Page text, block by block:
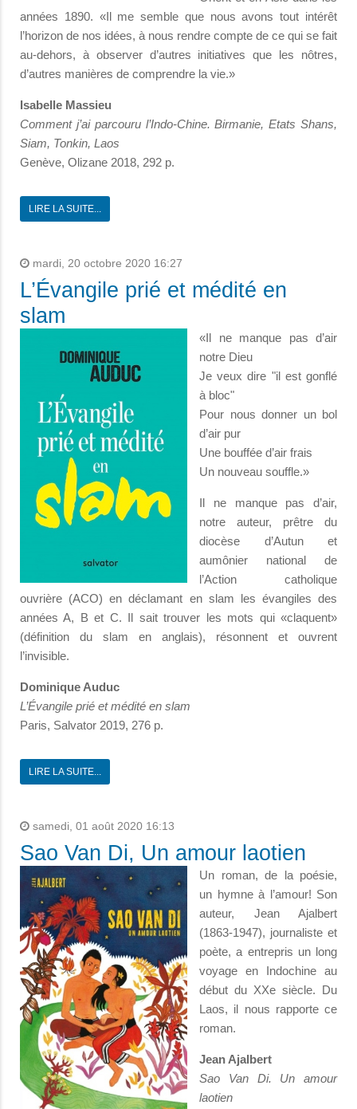
années 1890. «Il me semble que nous avons tout intérêt
l’horizon de nos idées, à nous rendre compte de ce qui se fait
au-dehors, à observer d’autres initiatives que les nôtres,
d’autres manières de comprendre la vie.»
Isabelle Massieu
Comment j’ai parcouru l’Indo-Chine. Birmanie, Etats Shans,
Siam, Tonkin, Laos
Genève, Olizane 2018, 292 p.
LIRE LA SUITE...
mardi, 20 octobre 2020 16:27
L’Évangile prié et médité en
slam
«Il ne manque pas d’air
notre Dieu
Je veux dire "il est gonflé
à bloc"
Pour nous donner un bol
d’air pur
Une bouffée d’air frais
Un nouveau souffle.»
Il ne manque pas d’air,
notre auteur, prêtre du
diocèse d’Autun et
aumônier national de
l’Action catholique
ouvrière (ACO) en déclamant en slam les évangiles des
années A, B et C. Il sait trouver les mots qui «claquent»
(définition du slam en anglais), résonnent et ouvrent
l’invisible.
Dominique Auduc
L’Évangile prié et médité en slam
Paris, Salvator 2019, 276 p.
LIRE LA SUITE...
samedi, 01 août 2020 16:13
Sao Van Di, Un amour laotien
Un roman, de la poésie,
un hymne à l’amour! Son
auteur, Jean Ajalbert
(1863-1947), journaliste et
poète, a entrepris un long
voyage en Indochine au
début du XXe siècle. Du
Laos, il nous rapporte ce
roman.
Jean Ajalbert
Sao Van Di. Un amour
laotien